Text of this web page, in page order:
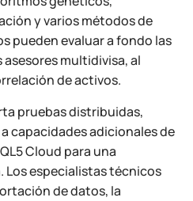
y varios métodos de
pueden evaluar a fondo las
multidivisa, al
de activos.
pruebas distribuidas,
capacidades adicionales de
Cloud para una
especialistas técnicos
de datos, la